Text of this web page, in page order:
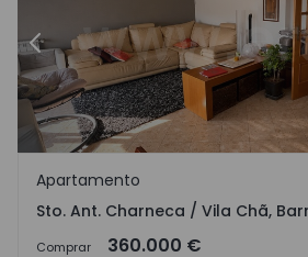
Anterior
Sto. Ant. Charneca / Vila Chã,
Apartamento
Sto. Ant. Charneca / Vila Chã,
Comprar 360.000 €